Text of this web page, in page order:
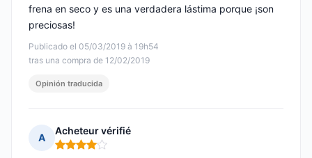
Publicado el 05/03/2019 à 19h54
tras una compra de 12/02/2019
frena en seco y es una verdadera lástima porque ¡son
preciosas!
Opinión traducida
A
Acheteur vérifié
Nota: 4 de 5